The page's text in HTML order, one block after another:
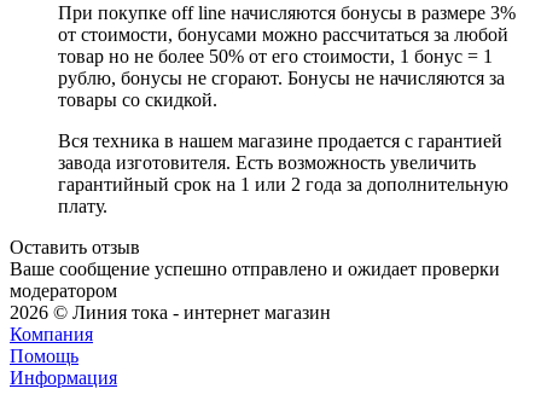
При покупке off line начисляются бонусы в размере 3%
от стоимости, бонусами можно рассчитаться за любой
товар но не более 50% от его стоимости, 1 бонус = 1
рублю, бонусы не сгорают. Бонусы не начисляются за
товары со скидкой.
Вся техника в нашем магазине продается с гарантией
завода изготовителя. Есть возможность увеличить
гарантийный срок на 1 или 2 года за дополнительную
плату.
Оставить отзыв
Ваше сообщение успешно отправлено и ожидает проверки
модератором
2026 © Линия тока - интернет магазин
Компания
Помощь
Информация